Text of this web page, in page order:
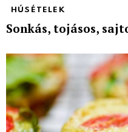
HÚSÉTELEK
Sonkás, tojásos,